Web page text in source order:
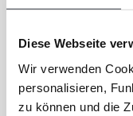
Diese Webseite
Wir verwenden
personalisieren,
zu können und die